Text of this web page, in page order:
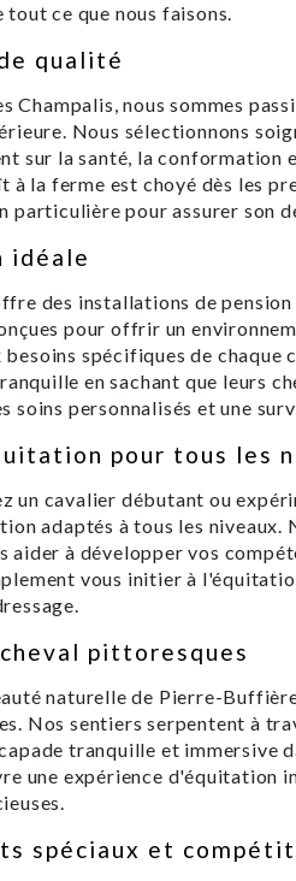
ce que nous faisons.
qualité
Champalis, nous sommes
Nous sélectionnons
sur la santé, la conformation
à la ferme est choyé dès les
particulière pour assurer son
idéale
des installations de
pour offrir un
spécifiques de chaque
en sachant que leurs
soins personnalisés et une
pour tous les
un cavalier débutant ou
adaptés à tous les
aider à développer vos
vous initier à
pittoresques
naturelle de Pierre-
Nos sentiers serpentent à
tranquille et immersive
une expérience d'équitation
spéciaux et